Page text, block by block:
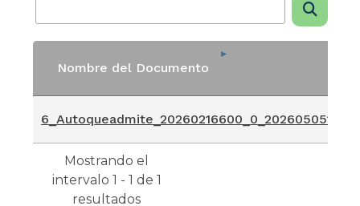
Nombre del Documento
Mostrando el
intervalo 1 - 1 de 1
resultados